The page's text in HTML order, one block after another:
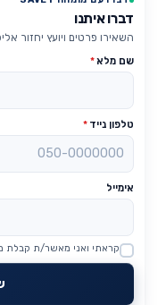
דברו איתנו
השאירו פרטים ויועץ יחזור
שם מלא*
טלפון נייד *
אימייל
Website
קראתי ואני מאשר/ת קבלת